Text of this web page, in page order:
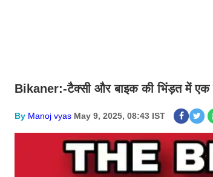
Bikaner:-टैक्सी और बाइक की भिंड़त में एक
By Manoj vyas May 9, 2025, 08:43 IST